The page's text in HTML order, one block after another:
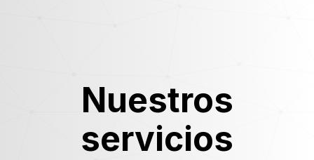
Nuestros
servicios